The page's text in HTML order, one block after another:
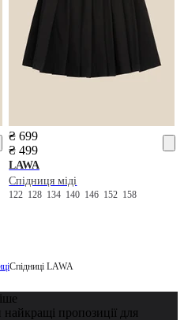
₴ 699
₴ 499
LAWA
Спідниця міді
122 128 134 140 146 152 158
Спідниці LAWA
пропозиції для